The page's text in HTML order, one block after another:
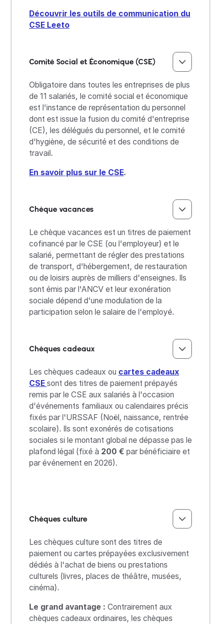
Découvrir les outils de communication du
CSE Leeto
Comité Social et Économique (CSE)
Obligatoire dans toutes les entreprises de plus
de 11 salariés, le comité social et économique
est l'instance de représentation du personnel
dont est issue la fusion du comité d'entreprise
(CE), les délégués du personnel, et le comité
d'hygiène, de sécurité et des conditions de
travail.
En savoir plus sur le CSE.
Chèque vacances
Le chèque vacances est un titres de paiement
cofinancé par le CSE (ou l'employeur) et le
salarié, permettant de régler des prestations
de transport, d'hébergement, de restauration
ou de loisirs auprès de milliers d'enseignes. Ils
sont émis par l'ANCV et leur exonération
sociale dépend d'une modulation de la
participation selon le salaire de l'employé.
Chèques cadeaux
Les chèques cadeaux ou cartes cadeaux
CSE sont des titres de paiement prépayés
remis par le CSE aux salariés à l'occasion
d'événements familiaux ou calendaires précis
fixés par l'URSSAF (Noël, naissance, rentrée
scolaire). Ils sont exonérés de cotisations
sociales si le montant global ne dépasse pas le
plafond légal (fixé à 200 € par bénéficiaire et
par événement en 2026).
Chèques culture
Les chèques culture sont des titres de
paiement ou cartes prépayées exclusivement
dédiés à l'achat de biens ou prestations
culturels (livres, places de théâtre, musées,
cinéma).
Le grand avantage : Contrairement aux
chèques cadeaux ordinaires, les chèques